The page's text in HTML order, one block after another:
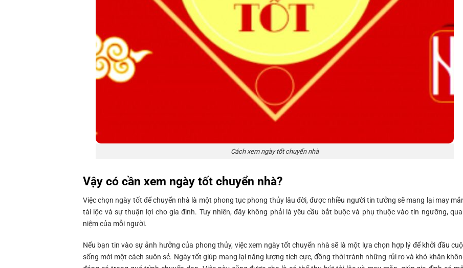
Cách xem ngày tốt chuyến nhà
Vậy có cần xem ngày tốt chuyển nhà?
Việc chọn ngày tốt để chuyển nhà là một phong tục phong thủy lâu đời, được nhiều người tin tưởng sẽ mang lại may
tài lộc và sự thuận lợi cho gia đình. Tuy nhiên, đây không phải là yêu cầu bắt buộc và phụ thuộc vào tín ngưỡng,
niệm của mỗi người.
Nếu bạn tin vào sự ảnh hưởng của phong thủy, việc xem ngày tốt chuyển nhà sẽ là một lựa chọn hợp lý để khởi đầu
sống mới một cách suôn sẻ. Ngày tốt giúp mang lại năng lượng tích cực, đồng thời tránh những rủi ro và khó khăn